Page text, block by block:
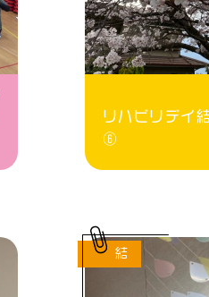
リハビリデイ
⑥
結